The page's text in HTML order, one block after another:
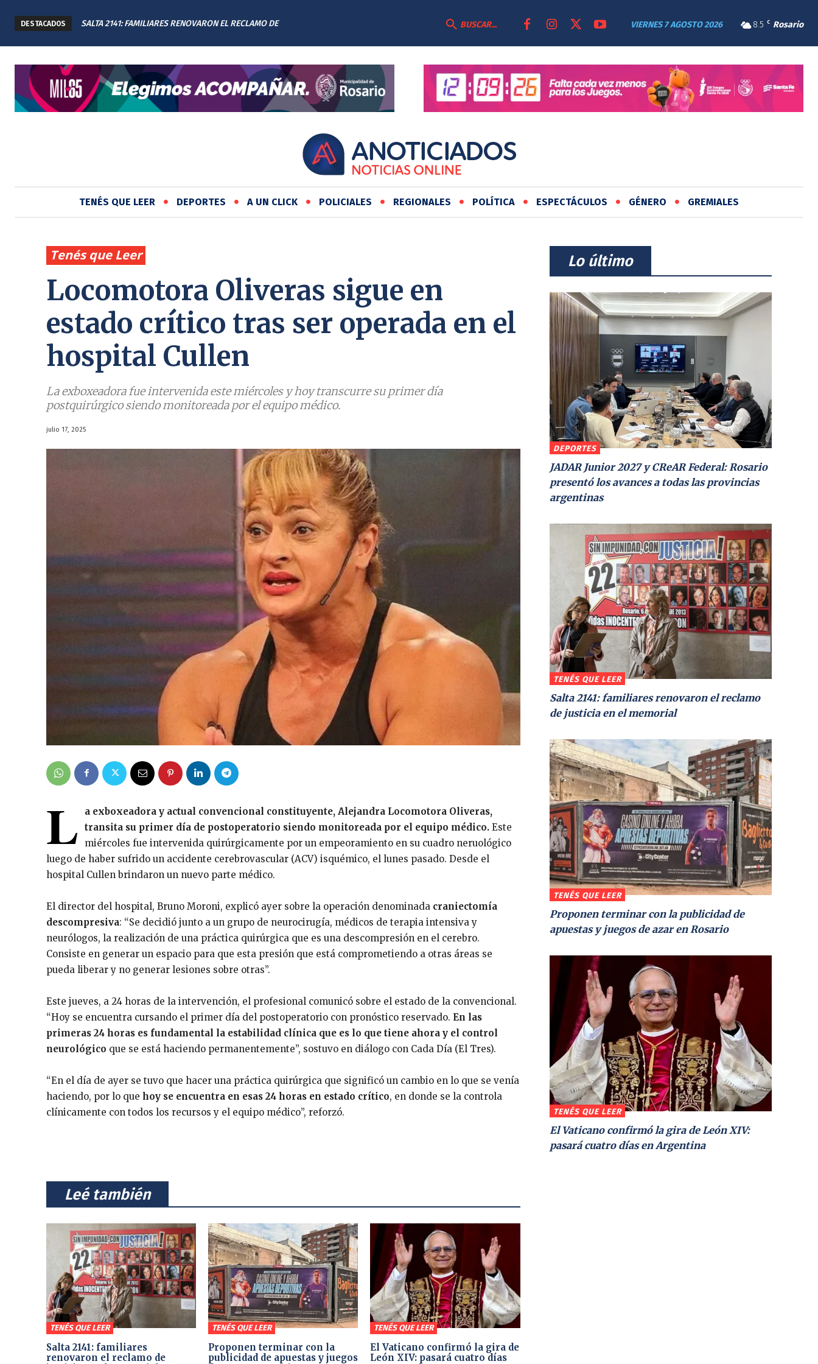
DESTACADOS
SALTA 2141: FAMILIARES RENOVARON EL RECLAMO DE
8.5 C Rosario
VIERNES 7 AGOSTO 2026
BUSCAR...
TENÉS QUE LEER DEPORTES A UN CLICK POLICIALES REGIONALES POLÍTICA ESPECTÁCULOS GÉNERO GREMIALES
Tenés que Leer
Locomotora Oliveras sigue en
estado crítico tras ser operada en el
hospital Cullen
La exboxeadora fue intervenida este miércoles y hoy transcurre su primer día
postquirúrgico siendo monitoreada por el equipo médico.
julio 17, 2025
L
a exboxeadora y actual convencional constituyente, Alejandra Locomotora Oliveras,
transita su primer día de postoperatorio siendo monitoreada por el equipo médico. Este
miércoles fue intervenida quirúrgicamente por un empeoramiento en su cuadro neruológico
luego de haber sufrido un accidente cerebrovascular (ACV) isquémico, el lunes pasado. Desde el
hospital Cullen brindaron un nuevo parte médico.
El director del hospital, Bruno Moroni, explicó ayer sobre la operación denominada craniectomía
descompresiva: “Se decidió junto a un grupo de neurocirugía, médicos de terapia intensiva y
neurólogos, la realización de una práctica quirúrgica que es una descompresión en el cerebro.
Consiste en generar un espacio para que esta presión que está comprometiendo a otras áreas se
pueda liberar y no generar lesiones sobre otras”.
Este jueves, a 24 horas de la intervención, el profesional comunicó sobre el estado de la convencional.
“Hoy se encuentra cursando el primer día del postoperatorio con pronóstico reservado. En las
primeras 24 horas es fundamental la estabilidad clínica que es lo que tiene ahora y el control
neurológico que se está haciendo permanentemente”, sostuvo en diálogo con Cada Día (El Tres).
“En el día de ayer se tuvo que hacer una práctica quirúrgica que significó un cambio en lo que se venía
haciendo, por lo que hoy se encuentra en esas 24 horas en estado crítico, en donde se la controla
clínicamente con todos los recursos y el equipo médico”, reforzó.
⠀Leé también⠀
TENÉS QUE LEER
Salta 2141: familiares
renovaron el reclamo de
TENÉS QUE LEER
Proponen terminar con la
publicidad de apuestas y juegos
TENÉS QUE LEER
El Vaticano confirmó la gira de
León XIV: pasará cuatro días
⠀Lo último⠀
DEPORTES
JADAR Junior 2027 y CReAR Federal: Rosario
presentó los avances a todas las provincias
argentinas
TENÉS QUE LEER
Salta 2141: familiares renovaron el reclamo
de justicia en el memorial
TENÉS QUE LEER
Proponen terminar con la publicidad de
apuestas y juegos de azar en Rosario
TENÉS QUE LEER
El Vaticano confirmó la gira de León XIV:
pasará cuatro días en Argentina